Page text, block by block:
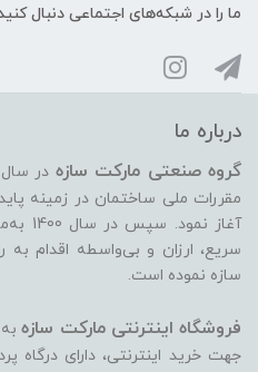
ما را در شبکه‌های اجتماعی دنبال
درباره ما
گروه صنعتی مارکت سازه
مقررات ملی ساختمان در زمینه
آغاز
سریع، ارزان و بی‌واسطه اقدام به
سازه نموده است.
فروشگاه اینترنتی مارکت سازهبه
جهت خرید اینترنتی، دارای درگاه